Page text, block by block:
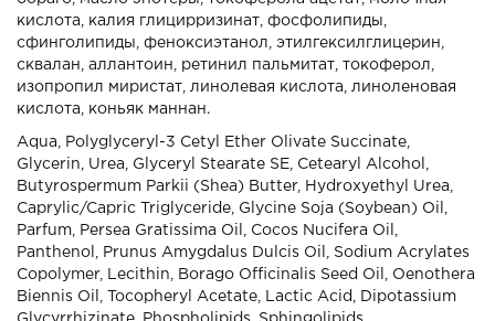
кислота, калия глицирризинат, фосфолипиды,
сфинголипиды, феноксиэтанол, этилгексилглицерин,
сквалан, аллантоин, ретинил пальмитат, токоферол,
изопропил миристат, линолевая кислота, линоленовая
кислота, коньяк маннан.
Aqua, Polyglyceryl-3 Cetyl Ether Olivate Succinate,
Glycerin, Urea, Glyceryl Stearate SE, Cetearyl Alcohol,
Butyrospermum Parkii (Shea) Butter, Hydroxyethyl Urea,
Caprylic/Capric Triglyceride, Glycine Soja (Soybean) Oil,
Parfum, Persea Gratissima Oil, Cocos Nucifera Oil,
Panthenol, Prunus Аmygdalus Dulcis Oil, Sodium Acrylates
Copolymer, Lecithin, Borago Officinalis Seed Oil, Oenothera
Biennis Oil, Tocopheryl Acetate, Lactic Acid, Dipotassium